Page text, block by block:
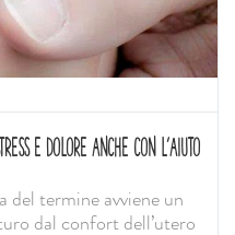
E DOLORE ANCHE CON L'AIUTO
del termine avviene un
dal confort dell’utero